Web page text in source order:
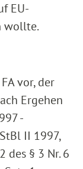
EU-
wollte.
vor, der
Ergehen
-
II 1997,
des § 3 Nr. 6